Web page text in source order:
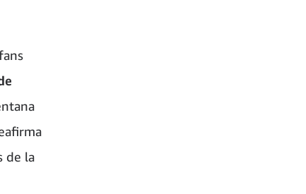
de la